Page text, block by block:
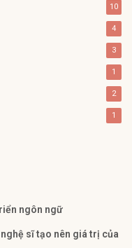
10
4
3
1
2
1
ngôn ngữ
sĩ tạo nên giá trị của